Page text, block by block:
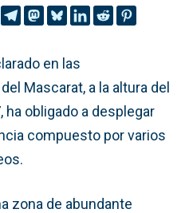
en las
Mascarat, a la altura del
ha obligado a desplegar
compuesto por varios
zona de abundante